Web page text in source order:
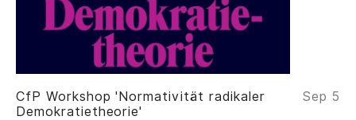
CfP Workshop 'Normativität radikaler
Demokratietheorie'
Sep 5